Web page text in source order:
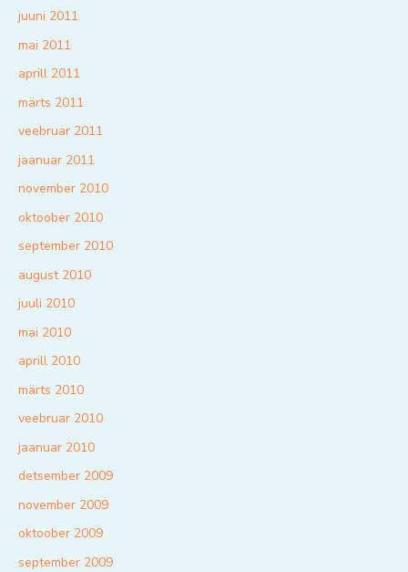
juuni 2011
mai 2011
aprill 2011
märts 2011
veebruar 2011
jaanuar 2011
november 2010
oktoober 2010
september 2010
august 2010
juuli 2010
mai 2010
aprill 2010
märts 2010
veebruar 2010
jaanuar 2010
detsember 2009
november 2009
oktoober 2009
september 2009